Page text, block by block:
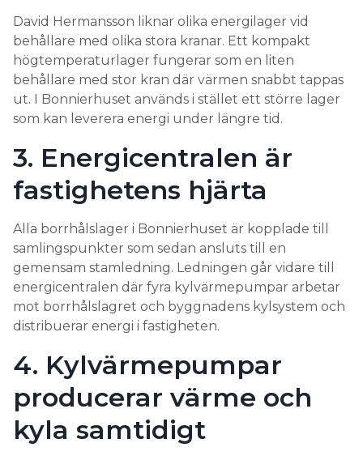
David Hermansson liknar olika energilager vid
behållare med olika stora kranar. Ett kompakt
högtemperaturlager fungerar som en liten
behållare med stor kran där värmen snabbt tappas
ut. I Bonnierhuset används i stället ett större lager
som kan leverera energi under längre tid.
3. Energicentralen är
fastighetens hjärta
Alla borrhålslager i Bonnierhuset är kopplade till
samlingspunkter som sedan ansluts till en
gemensam stamledning. Ledningen går vidare till
energicentralen där fyra kylvärmepumpar arbetar
mot borrhålslagret och byggnadens kylsystem och
distribuerar energi i fastigheten.
4. Kylvärmepumpar
producerar värme och
kyla samtidigt